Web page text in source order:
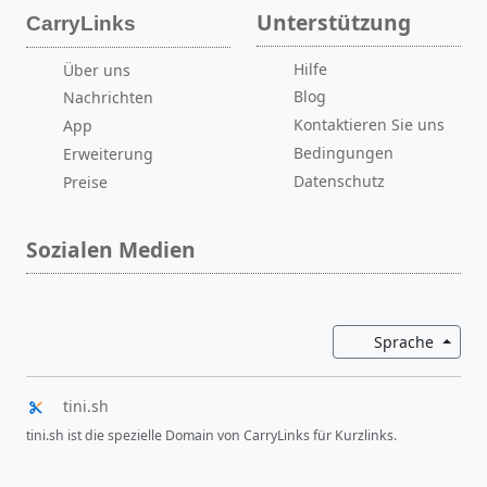
CarryLinks
Über uns
Nachrichten
App
Erweiterung
Preise
Unterstützung
Hilfe
Blog
Kontaktieren Sie uns
Bedingungen
Datenschutz
Sozialen Medien
Sprache
tini.sh
tini.sh ist die spezielle Domain von CarryLinks für Kurzlinks.